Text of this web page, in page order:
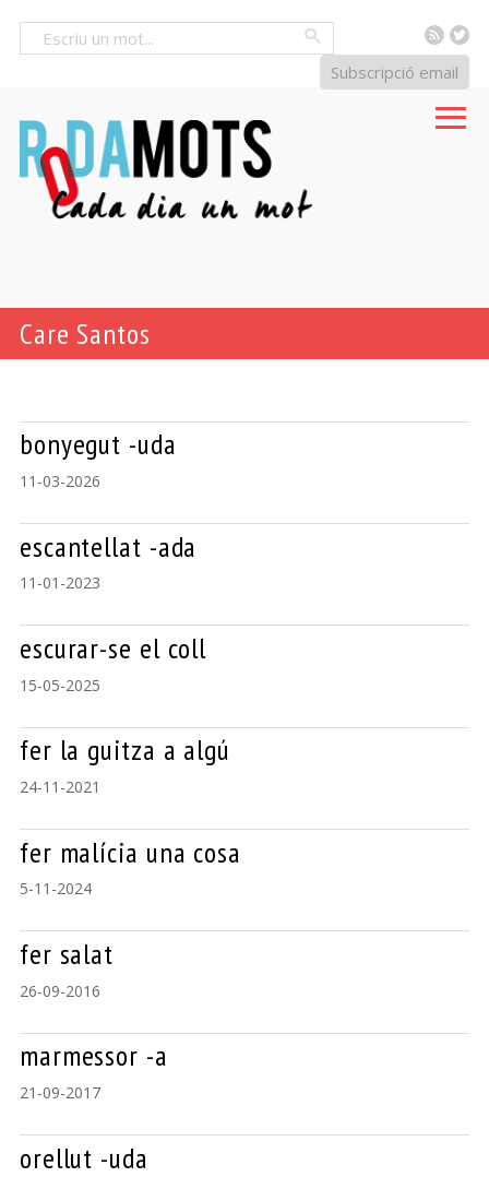
RSS
Subscripció email
Care Santos
bonyegut -uda
11-03-2026
escantellat -ada
11-01-2023
escurar-se el coll
15-05-2025
fer la guitza a algú
24-11-2021
fer malícia una cosa
5-11-2024
fer salat
26-09-2016
marmessor -a
21-09-2017
orellut -uda